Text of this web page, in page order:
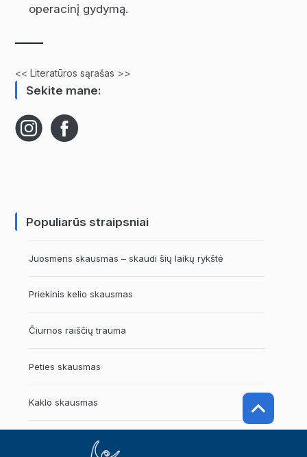
operacinį gydymą.
<< Literatūros sąrašas >>
Sekite mane:
Populiarūs straipsniai
Juosmens skausmas – skaudi šių laikų rykštė
Priekinis kelio skausmas
Čiurnos raiščių trauma
Peties skausmas
Kaklo skausmas